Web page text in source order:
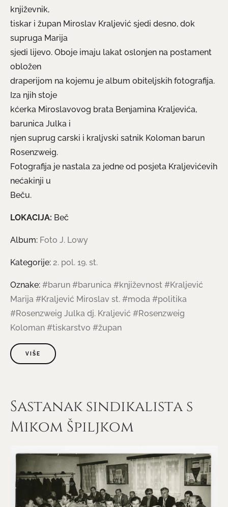
književnik,
tiskar i župan Miroslav Kraljević sjedi desno, dok
supruga Marija
sjedi lijevo. Oboje imaju lakat oslonjen na postament
obložen
draperijom na kojemu je album obiteljskih fotografija.
Iza njih stoje
kćerka Miroslavovog brata Benjamina Kraljevića,
barunica Julka i
njen suprug carski i kraljvski satnik Koloman barun
Rosenzweig.
Fotografija je nastala za jedne od posjeta Kraljevićevih
nećakinji u
Beču.
LOKACIJA: Beč
Album: Foto J. Lowy
Kategorije: 2. pol. 19. st.
Oznake: #barun #barunica #književnost #Kraljević
Marija #Kraljević Miroslav st. #moda #politika
#Rosenzweig Julka dj. Kraljević #Rosenzweig
Koloman #tiskarstvo #župan
VIŠE
Sastanak sindikalista s
Mikom Špiljkom